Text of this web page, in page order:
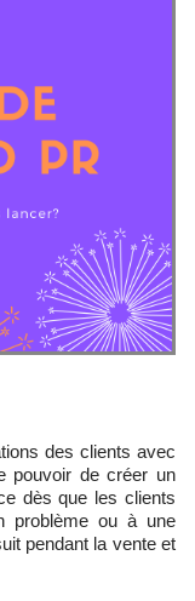
pouvoir de créer un
dès que les clients
problème ou à une
pendant la vente et